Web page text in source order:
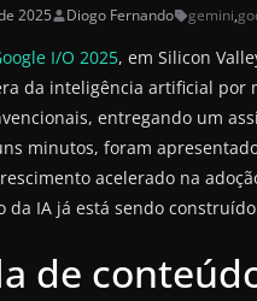
2025 Diogo Fernando gemini,
I/O 2025, em Silicon
da inteligência artificial por
entregando um
minutos, foram
acelerado na
da IA já está sendo
de